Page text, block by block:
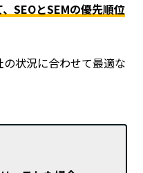
SEOとSEMの優先順位
状況に合わせて最適な